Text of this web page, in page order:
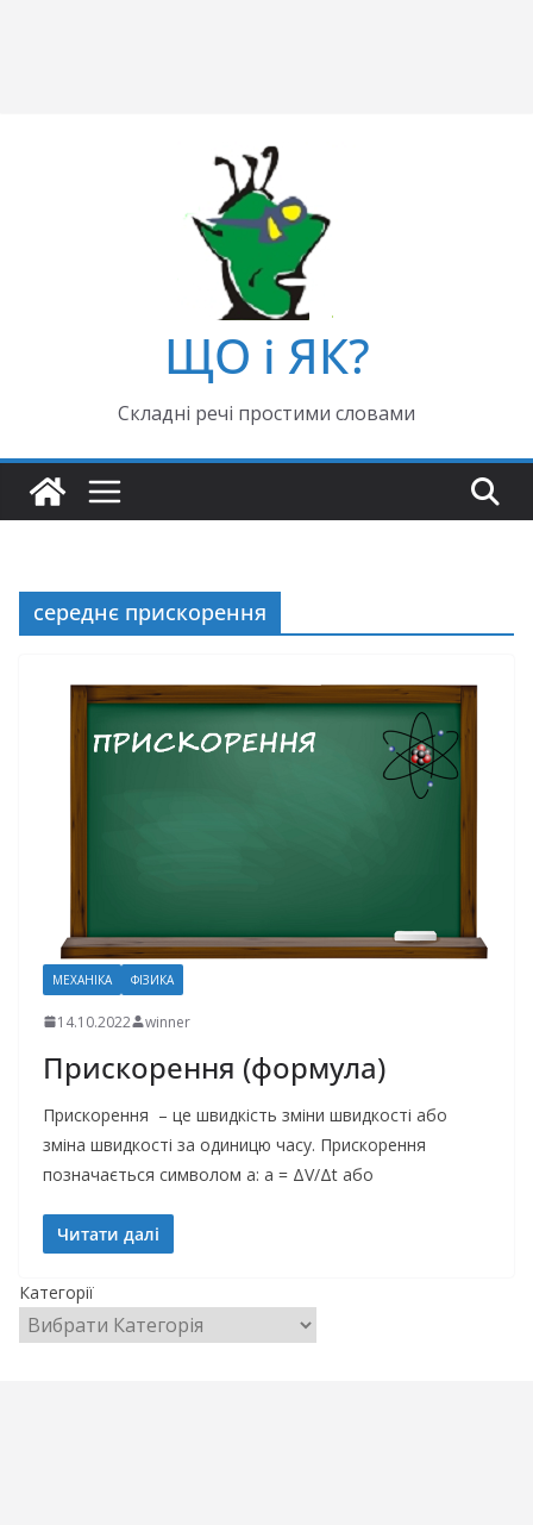
ЩО і ЯК?
Складні речі простими словами
середнє прискорення
МЕХАНІКА ФІЗИКА
14.10.2022 winner
Прискорення (формула)
Прискорення – це швидкість зміни швидкості або
зміна швидкості за одиницю часу. Прискорення
позначається символом a: a = ΔV/Δt або
Читати далі
Категорії